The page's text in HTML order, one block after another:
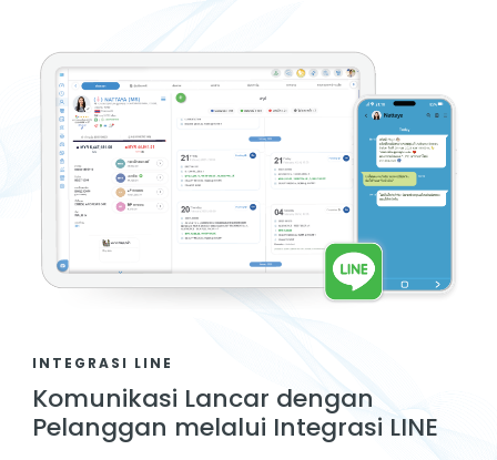
INTEGRASI LINE
Komunikasi Lancar dengan
Pelanggan melalui Integrasi LINE